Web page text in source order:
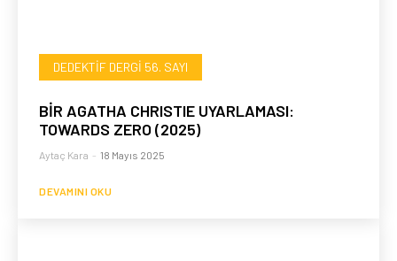
DEDEKTIF DERGI 56. SAYI
BİR AGATHA CHRISTIE UYARLAMASI:
TOWARDS ZERO (2025)
Aytaç Kara - 18 Mayıs 2025
DEVAMINI OKU